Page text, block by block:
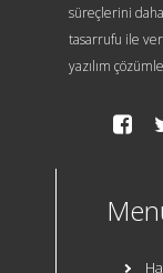
süreçlerini
tasarrufu ile
yazılım